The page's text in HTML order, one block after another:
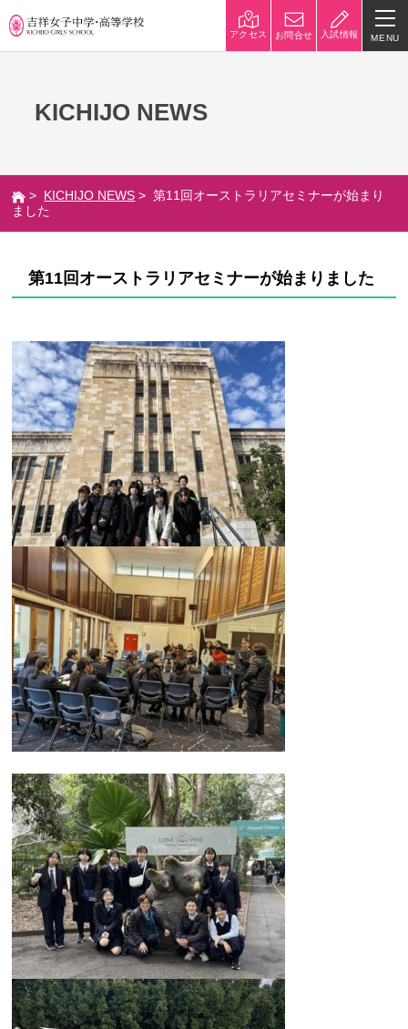
アクセス お問合せ 入試情報 MENU
校長挨拶
八王子キャンパス 学校規模
災害への対策 学校紹介動画
会（卒業生の会）
のお願い）
吉祥での学び
カリキュラム 授業、各教科の取り組み
補習・教養講座・公開講座・
高大連携・講習・勉強合宿
ライフスキルプログラム
芸術教育 課外授業
図書館教育 ICT機器の活用
学校生活
吉祥の一日 年間行事
委員会活動・部活動 学校生活Q&A
生徒居住地・通学時間
進路・進学
大学合格実績 進路プログラム
卒業生のメッセージ 卒業生の活躍
国際交流
国際交流行事 1年留学の制度
1年留学の留学先 本校の姉妹校・友好校
KICHIJO NEWS
> KICHIJO NEWS > 第11回オーストラリアセミナーが始まり
ました
第11回オーストラリアセミナーが始まりました